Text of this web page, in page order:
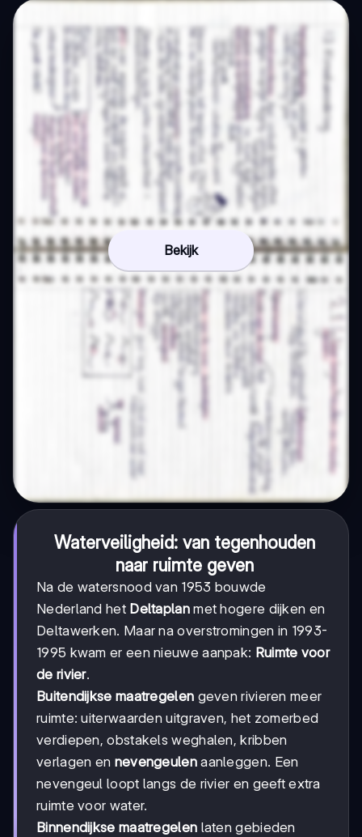
Bekijk
Waterveiligheid: van tegenhouden
naar ruimte geven
Na de watersnood van 1953 bouwde
Nederland het Deltaplanmet hogere dijken en
Deltawerken. Maar na overstromingen in 1993-
1995 kwam er een nieuwe aanpak: Ruimte voor
de rivier.
Buitendijkse maatregelen geven rivieren meer
ruimte: uiterwaarden uitgraven, het zomerbed
verdiepen, obstakels weghalen, kribben
verlagen en nevengeulenaanleggen. Een
nevengeul loopt langs de rivier en geeft extra
ruimte voor water.
Binnendijkse maatregelen laten gebieden